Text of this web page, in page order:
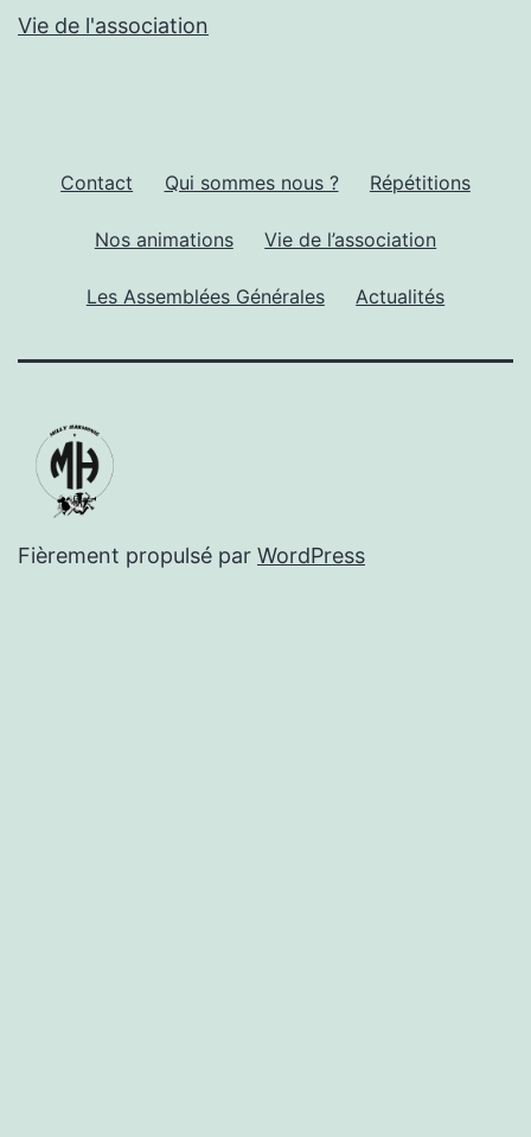
Vie de l'association
Contact Qui sommes nous ? Répétitions
Nos animations Vie de l’association
Les Assemblées Générales Actualités
Fièrement propulsé par WordPress